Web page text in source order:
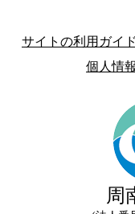
サイトの利用ガイド
個人情
周